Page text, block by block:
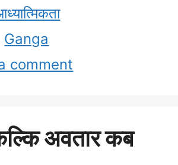
Ganga
comment
अवतार कब